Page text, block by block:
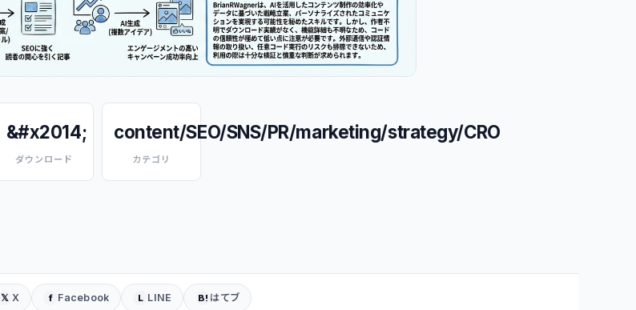
&#x2014;
ダウンロード
content/SEO/SNS/PR/marketing/strategy/CRO
カテゴリ
𝕏 X f Facebook L LINE B! はてブ